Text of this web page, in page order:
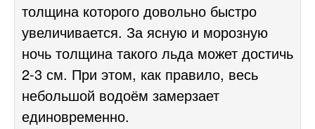
толщина которого довольно быстро
увеличивается. За ясную и морозную
ночь толщина такого льда может достичь
2-3 см. При этом, как правило, весь
небольшой водоём замерзает
единовременно.